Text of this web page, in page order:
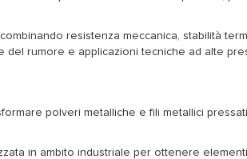
resistenza meccanica, stabilità
rumore e applicazioni tecniche ad alte
polveri metalliche e fili metallici
in ambito industriale per ottenere